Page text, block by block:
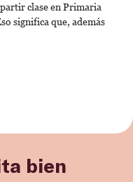
clase en Primaria
significa que, además
bien